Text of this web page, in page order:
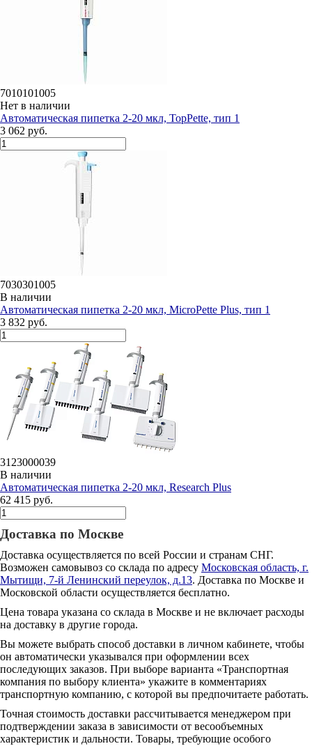
7010101005
Нет в наличии
Автоматическая пипетка 2-20 мкл, TopPette, тип 1
3 062 руб.
7030301005
В наличии
Автоматическая пипетка 2-20 мкл, MicroPette Plus, тип 1
3 832 руб.
3123000039
В наличии
Автоматическая пипетка 2-20 мкл, Research Plus
62 415 руб.
Доставка по Москве
Доставка осуществляется по всей России и странам СНГ.
Возможен самовывоз со склада по адресу Московская область, г.
Мытищи, 7-й Ленинский переулок, д.13. Доставка по Москве и
Московской области осуществляется бесплатно.
Цена товара указана со склада в Москве и не включает расходы
на доставку в другие города.
Вы можете выбрать способ доставки в личном кабинете, чтобы
он автоматически указывался при оформлении всех
последующих заказов. При выборе варианта «Транспортная
компания по выбору клиента» укажите в комментариях
транспортную компанию, с которой вы предпочитаете работать.
Точная стоимость доставки рассчитывается менеджером при
подтверждении заказа в зависимости от весообъемных
характеристик и дальности. Товары, требующие особого